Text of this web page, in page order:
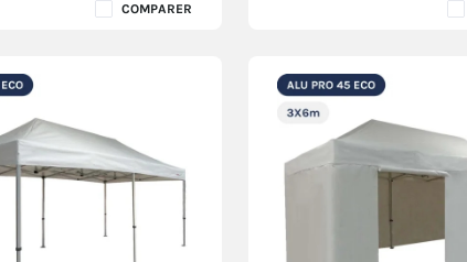
COMPARER